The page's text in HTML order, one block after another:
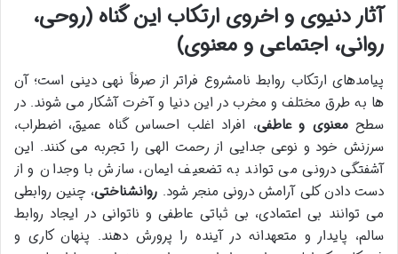
آثار دنیوی و اخروی ارتکاب این گناه (روحی،
روانی، اجتماعی و معنوی)
پیامدهای ارتکاب روابط نامشروع فراتر از صرفاً نهی دینی است؛ آن
ها به طرق مختلف و مخرب در این دنیا و آخرت آشکار می شوند. در
سطحمعنوی و عاطفی، افراد اغلب احساس گناه عمیق، اضطراب،
سرزنش خود و نوعی جدایی از رحمت الهی را تجربه می کنند. این
آشفتگی درونی می تواند به تضعیف ایمان، سازش با وجدان و از
دست دادن کلی آرامش درونی منجر شود. روانشناختی، چنین روابطی
می توانند بی اعتمادی، بی ثباتی عاطفی و ناتوانی در ایجاد روابط
سالم، پایدار و متعهدانه در آینده را پرورش دهند. پنهان کاری و